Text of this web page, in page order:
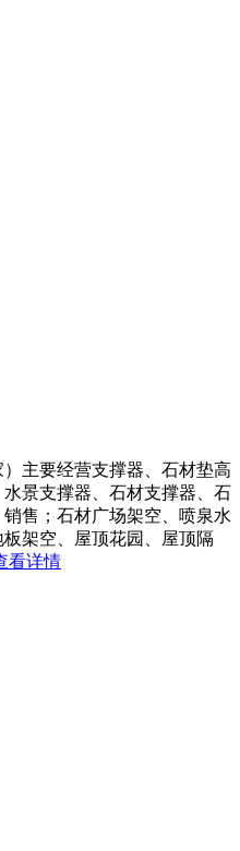
主要经营支撑器、石材垫高
景支撑器、石材支撑器、石
售；石材广场架空、喷泉水
架空、屋顶花园、屋顶隔
看详情